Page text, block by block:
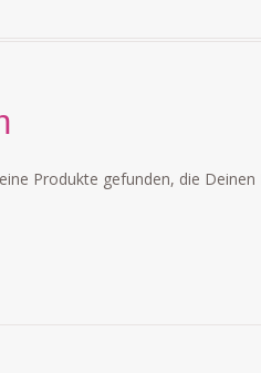
Produkte gefunden, die